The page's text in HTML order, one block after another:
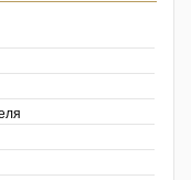
катастроф
ресурсы России